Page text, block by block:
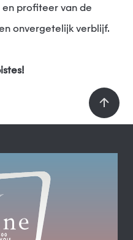
profiteer van de
onvergetelijk verblijf.